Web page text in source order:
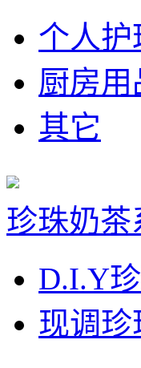
个人护
厨房用
其它
珍珠奶茶
D.I.Y
现调珍